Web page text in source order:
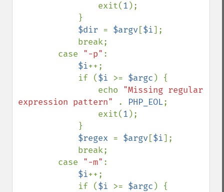
                exit(
1 );
$dir = $argv[$i];
        case
"-p" :
$i++;
            if (
$i >= $argc ) {
                echo
"Missing regular
expression pattern"
. PHP_EOL;
                exit(
1 );
$regex = $argv[$i];
        case
"-m" :
$i++;
            if (
$i >= $argc ) {